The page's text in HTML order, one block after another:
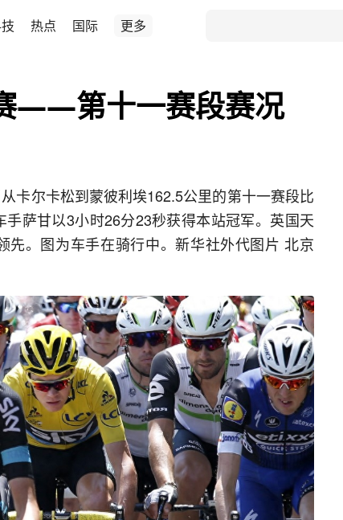
热点 国际 更多
——第十一赛段赛况
卡尔卡松到蒙彼利埃162.5公里的第十一赛段比
萨甘以3小时26分23秒获得本站冠军。英国天
先。图为车手在骑行中。新华社外代图片 北京